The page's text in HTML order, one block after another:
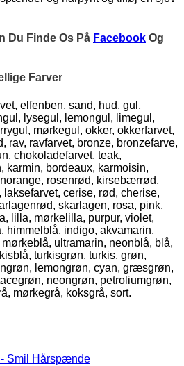
Du Finde Os På Facebook Og
Farver
elfenben, sand, hud, gul,
lysegul, lemongul, limegul,
mørkegul, okker, okkerfarvet,
rav, ravfarvet, bronze, bronzefarve,
chokoladefarvet, teak,
karmin, bordeaux, karmoisin,
rosenrød, kirsebærrød,
cerise, rød, cherise,
skarlagen, rosa, pink,
lilla, mørkelilla, purpur, violet,
himmelblå, indigo, akvamarin,
ultramarin, neonblå, blå,
turkisgrøn, turkis, grøn,
lemongrøn, cyan, græsgrøn,
neongrøn, petroliumgrøn,
mørkegrå, koksgrå, sort.